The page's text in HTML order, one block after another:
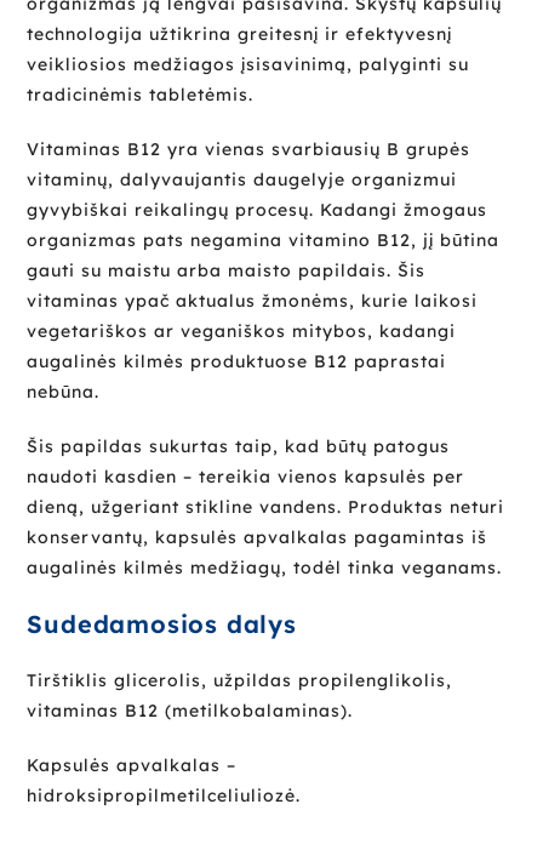
technologija užtikrina greitesnį ir efektyvesnį
veikliosios medžiagos įsisavinimą, palyginti su
tradicinėmis tabletėmis.
Vitaminas B12 yra vienas svarbiausių B grupės
vitaminų, dalyvaujantis daugelyje organizmui
gyvybiškai reikalingų procesų. Kadangi žmogaus
organizmas pats negamina vitamino B12, jį būtina
gauti su maistu arba maisto papildais. Šis
vitaminas ypač aktualus žmonėms, kurie laikosi
vegetariškos ar veganiškos mitybos, kadangi
augalinės kilmės produktuose B12 paprastai
nebūna.
Šis papildas sukurtas taip, kad būtų patogus
naudoti kasdien – tereikia vienos kapsulės per
dieną, užgeriant stikline vandens. Produktas neturi
konservantų, kapsulės apvalkalas pagamintas iš
augalinės kilmės medžiagų, todėl tinka veganams.
Sudedamosios dalys
Tirštiklis glicerolis, užpildas propilenglikolis,
vitaminas B12 (metilkobalaminas).
Kapsulės apvalkalas –
hidroksipropilmetilceliuliozė.